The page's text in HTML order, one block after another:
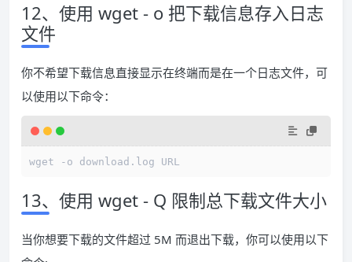
12、使用 wget - o 把下载信息存入日志
文件
你不希望下载信息直接显示在终端而是在一个日志文件，可
以使用以下命令：
13、使用 wget - Q 限制总下载文件大小
当你想要下载的文件超过 5M 而退出下载，你可以使用以下